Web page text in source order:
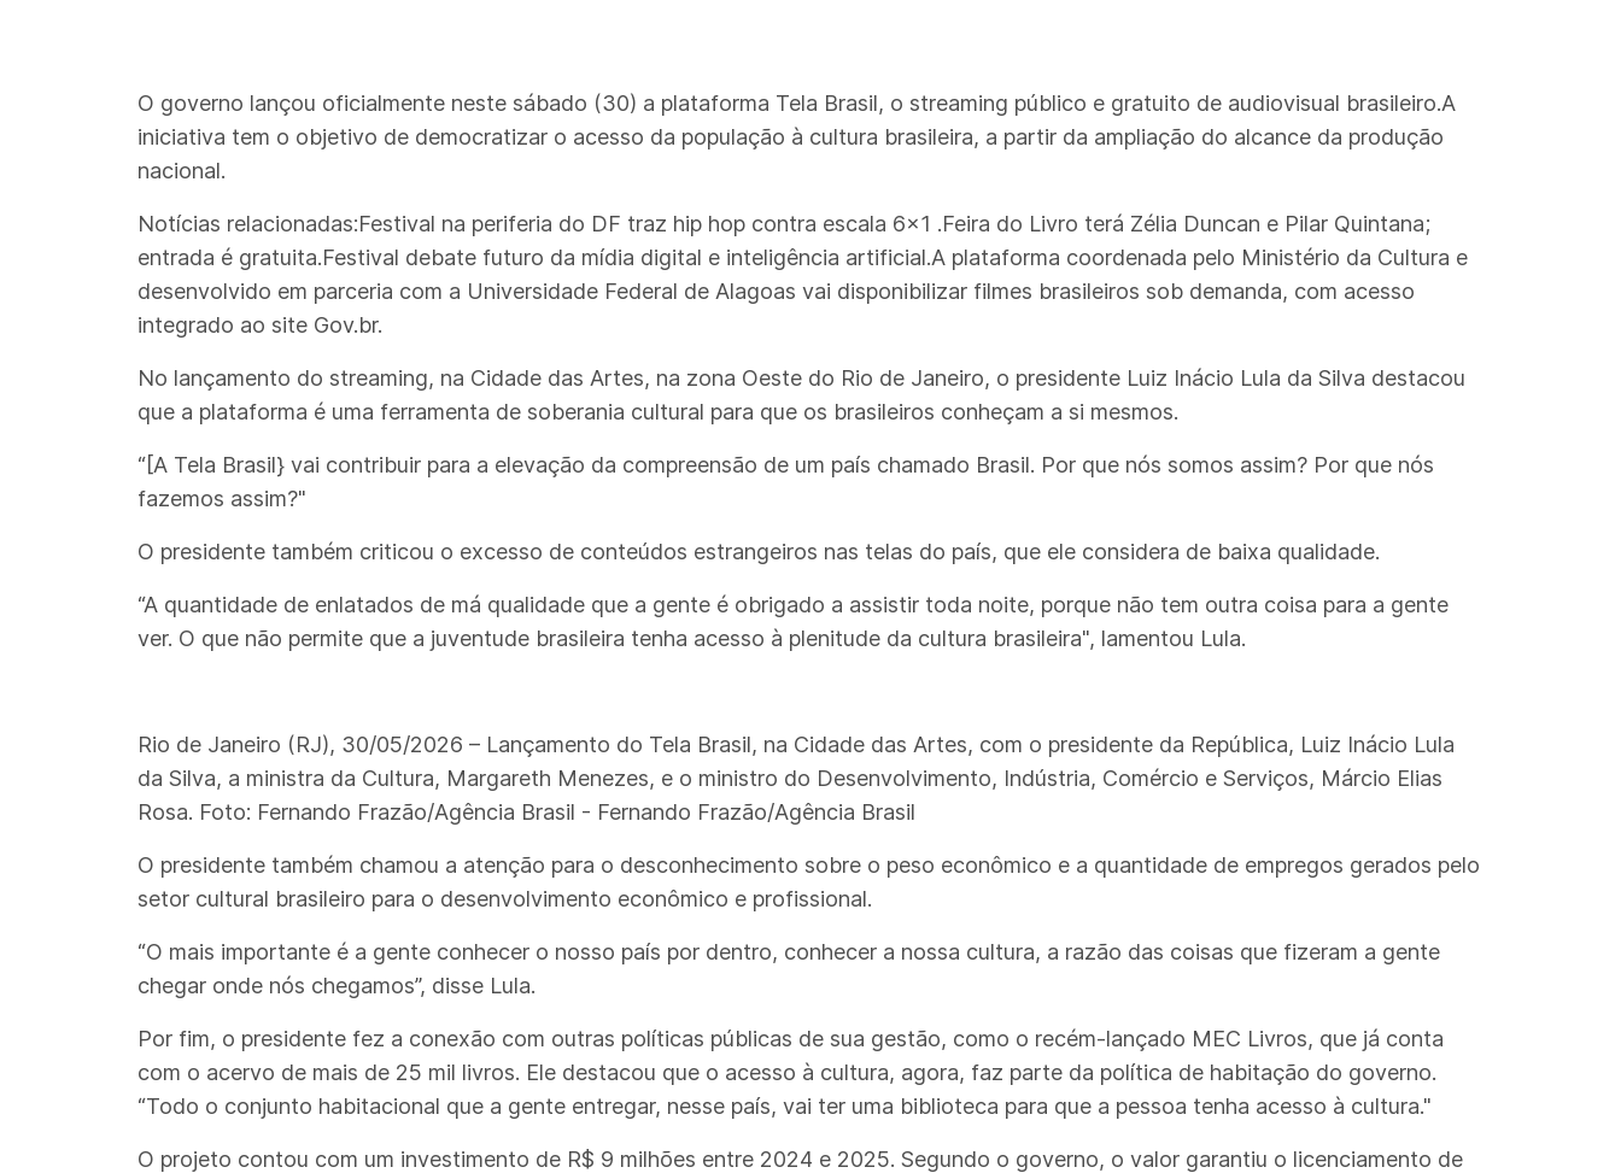
O governo lançou oficialmente neste sábado (30) a plataforma Tela Brasil, o streaming público e gratuito de audiovisual brasileiro.A
iniciativa tem o objetivo de democratizar o acesso da população à cultura brasileira, a partir da ampliação do alcance da produção
nacional.
Notícias relacionadas:Festival na periferia do DF traz hip hop contra escala 6x1 .Feira do Livro terá Zélia Duncan e Pilar Quintana;
entrada é gratuita.Festival debate futuro da mídia digital e inteligência artificial.A plataforma coordenada pelo Ministério da Cultura e
desenvolvido em parceria com a Universidade Federal de Alagoas vai disponibilizar filmes brasileiros sob demanda, com acesso
integrado ao site Gov.br.
No lançamento do streaming, na Cidade das Artes, na zona Oeste do Rio de Janeiro, o presidente Luiz Inácio Lula da Silva destacou
que a plataforma é uma ferramenta de soberania cultural para que os brasileiros conheçam a si mesmos.
“[A Tela Brasil} vai contribuir para a elevação da compreensão de um país chamado Brasil. Por que nós somos assim? Por que nós
fazemos assim?"
O presidente também criticou o excesso de conteúdos estrangeiros nas telas do país, que ele considera de baixa qualidade.
“A quantidade de enlatados de má qualidade que a gente é obrigado a assistir toda noite, porque não tem outra coisa para a gente
ver. O que não permite que a juventude brasileira tenha acesso à plenitude da cultura brasileira", lamentou Lula.
Rio de Janeiro (RJ), 30/05/2026 – Lançamento do Tela Brasil, na Cidade das Artes, com o presidente da República, Luiz Inácio Lula
da Silva, a ministra da Cultura, Margareth Menezes, e o ministro do Desenvolvimento, Indústria, Comércio e Serviços, Márcio Elias
Rosa. Foto: Fernando Frazão/Agência Brasil - Fernando Frazão/Agência Brasil
O presidente também chamou a atenção para o desconhecimento sobre o peso econômico e a quantidade de empregos gerados pelo
setor cultural brasileiro para o desenvolvimento econômico e profissional.
“O mais importante é a gente conhecer o nosso país por dentro, conhecer a nossa cultura, a razão das coisas que fizeram a gente
chegar onde nós chegamos”, disse Lula.
Por fim, o presidente fez a conexão com outras políticas públicas de sua gestão, como o recém-lançado MEC Livros, que já conta
com o acervo de mais de 25 mil livros. Ele destacou que o acesso à cultura, agora, faz parte da política de habitação do governo.
“Todo o conjunto habitacional que a gente entregar, nesse país, vai ter uma biblioteca para que a pessoa tenha acesso à cultura."
O projeto contou com um investimento de R$ 9 milhões entre 2024 e 2025. Segundo o governo, o valor garantiu o licenciamento de